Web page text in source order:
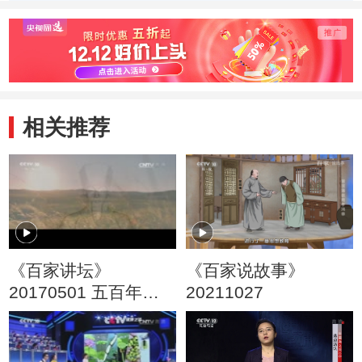
相关推荐
《百家讲坛》
20170501 五百年来
王阳明（23）心学归
于致良知
《百家说故事》
20211027